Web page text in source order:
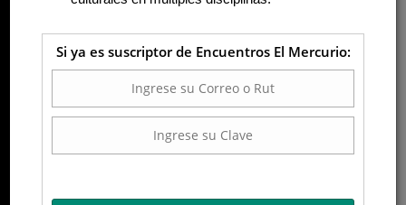
POSTEGUILLO: LOS
SECRETOS DEL
MAESTRO DE LA
NOVELA HISTÓRICA
Si ya es suscriptor de Encuentros El Mercurio: